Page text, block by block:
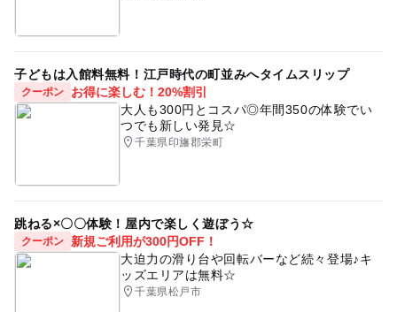
子どもは入館料無料！江戸時代の町並みへタイムスリップ
クーポン
お得に楽しむ！20%割引
大人も300円とコスパ◎年間350の体験でい
つでも新しい発見☆
千葉県印旛郡栄町
跳ねる×〇〇体験！屋内で楽しく遊ぼう☆
クーポン
新規ご利用が300円OFF！
大迫力の滑り台や回転バーなど続々登場♪キ
ッズエリアは無料☆
千葉県松戸市